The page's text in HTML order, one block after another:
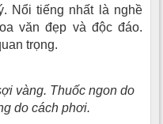
Nổi tiếng nhất là nghề
văn đẹp và độc đáo.
trọng.
vàng. Thuốc ngon do
do cách phơi.